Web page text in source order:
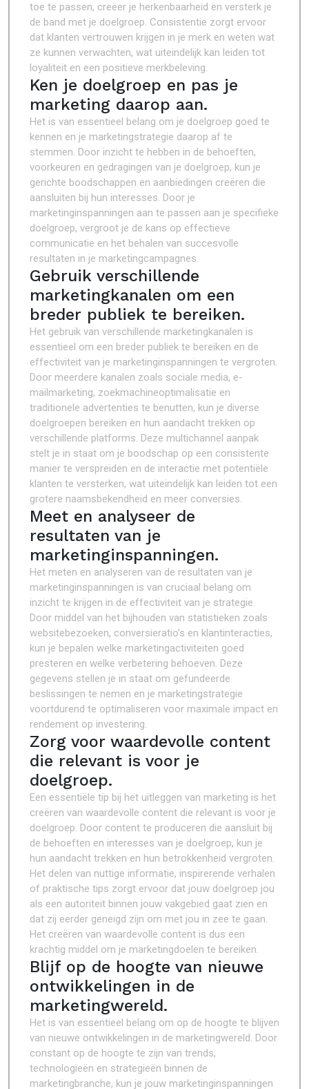
toe te passen, creëer je herkenbaarheid en versterk je
de band met je doelgroep. Consistentie zorgt ervoor
dat klanten vertrouwen krijgen in je merk en weten wat
ze kunnen verwachten, wat uiteindelijk kan leiden tot
loyaliteit en een positieve merkbeleving.
Ken je doelgroep en pas je
marketing daarop aan.
Het is van essentieel belang om je doelgroep goed te
kennen en je marketingstrategie daarop af te
stemmen. Door inzicht te hebben in de behoeften,
voorkeuren en gedragingen van je doelgroep, kun je
gerichte boodschappen en aanbiedingen creëren die
aansluiten bij hun interesses. Door je
marketinginspanningen aan te passen aan je specifieke
doelgroep, vergroot je de kans op effectieve
communicatie en het behalen van succesvolle
resultaten in je marketingcampagnes.
Gebruik verschillende
marketingkanalen om een
breder publiek te bereiken.
Het gebruik van verschillende marketingkanalen is
essentieel om een breder publiek te bereiken en de
effectiviteit van je marketinginspanningen te vergroten.
Door meerdere kanalen zoals sociale media, e-
mailmarketing, zoekmachineoptimalisatie en
traditionele advertenties te benutten, kun je diverse
doelgroepen bereiken en hun aandacht trekken op
verschillende platforms. Deze multichannel aanpak
stelt je in staat om je boodschap op een consistente
manier te verspreiden en de interactie met potentiële
klanten te versterken, wat uiteindelijk kan leiden tot een
grotere naamsbekendheid en meer conversies.
Meet en analyseer de
resultaten van je
marketinginspanningen.
Het meten en analyseren van de resultaten van je
marketinginspanningen is van cruciaal belang om
inzicht te krijgen in de effectiviteit van je strategie.
Door middel van het bijhouden van statistieken zoals
websitebezoeken, conversieratio’s en klantinteracties,
kun je bepalen welke marketingactiviteiten goed
presteren en welke verbetering behoeven. Deze
gegevens stellen je in staat om gefundeerde
beslissingen te nemen en je marketingstrategie
voortdurend te optimaliseren voor maximale impact en
rendement op investering.
Zorg voor waardevolle content
die relevant is voor je
doelgroep.
Een essentiële tip bij het uitleggen van marketing is het
creëren van waardevolle content die relevant is voor je
doelgroep. Door content te produceren die aansluit bij
de behoeften en interesses van je doelgroep, kun je
hun aandacht trekken en hun betrokkenheid vergroten.
Het delen van nuttige informatie, inspirerende verhalen
of praktische tips zorgt ervoor dat jouw doelgroep jou
als een autoriteit binnen jouw vakgebied gaat zien en
dat zij eerder geneigd zijn om met jou in zee te gaan.
Het creëren van waardevolle content is dus een
krachtig middel om je marketingdoelen te bereiken.
Blijf op de hoogte van nieuwe
ontwikkelingen in de
marketingwereld.
Het is van essentieel belang om op de hoogte te blijven
van nieuwe ontwikkelingen in de marketingwereld. Door
constant op de hoogte te zijn van trends,
technologieën en strategieën binnen de
marketingbranche, kun je jouw marketinginspanningen